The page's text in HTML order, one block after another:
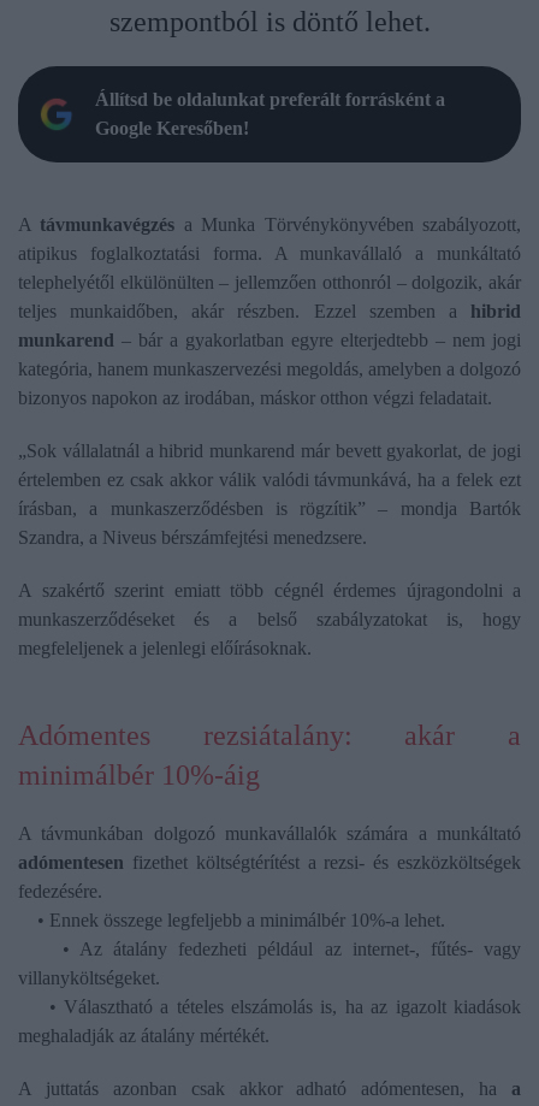
szempontból is döntő lehet.
Állítsd be oldalunkat preferált forrásként a
Google Keresőben!
A távmunkavégzés a Munka Törvénykönyvében szabályozott,
atipikus foglalkoztatási forma. A munkavállaló a munkáltató
telephelyétől elkülönülten – jellemzően otthonról – dolgozik, akár
teljes munkaidőben, akár részben. Ezzel szemben a hibrid
munkarend – bár a gyakorlatban egyre elterjedtebb – nem jogi
kategória, hanem munkaszervezési megoldás, amelyben a dolgozó
bizonyos napokon az irodában, máskor otthon végzi feladatait.
„Sok vállalatnál a hibrid munkarend már bevett gyakorlat, de jogi
értelemben ez csak akkor válik valódi távmunkává, ha a felek ezt
írásban, a munkaszerződésben is rögzítik” – mondja Bartók
Szandra, a Niveus bérszámfejtési menedzsere.
A szakértő szerint emiatt több cégnél érdemes újragondolni a
munkaszerződéseket és a belső szabályzatokat is, hogy
megfeleljenek a jelenlegi előírásoknak.
Adómentes rezsiátalány: akár a
minimálbér 10%-áig
A távmunkában dolgozó munkavállalók számára a munkáltató
adómentesen fizethet költségtérítést a rezsi- és eszközköltségek
fedezésére.
• Ennek összege legfeljebb a minimálbér 10%-a lehet.
• Az átalány fedezheti például az internet-, fűtés- vagy
villanyköltségeket.
• Választható a tételes elszámolás is, ha az igazolt kiadások
meghaladják az átalány mértékét.
A juttatás azonban csak akkor adható adómentesen, ha a